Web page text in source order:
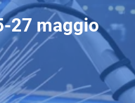
27 maggio